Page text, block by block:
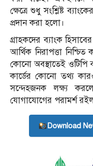
ক্ষেত্রে শুধু সংশ্লিষ্ট
প্রদান করা হলো।
গ্রাহকদের ব্যাংক
আর্থিক নিরাপত্তা নিশ্চিত
কোনো অবস্থাতেই ওটিপি
কার্ডের কোনো তথ্য
সন্দেহজনক লক্ষ্য করলে
যোগাযোগের পরামর্শ
Download